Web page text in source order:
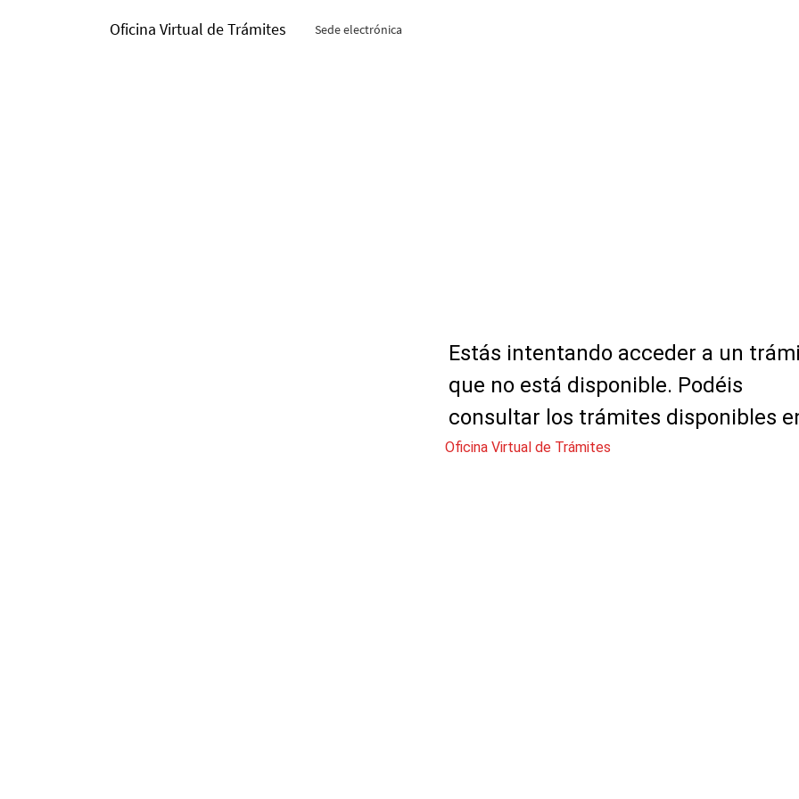
Oficina Virtual de Trámites Sede electrónica
Estás intentando acceder a un
que no está disponible. Podéis
consultar los trámites disponibles
Oficina Virtual de Trámites